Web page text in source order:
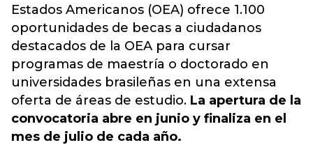
Estados Americanos (OEA) ofrece 1.100
oportunidades de becas a ciudadanos
destacados de la OEA para cursar
programas de maestría o doctorado en
universidades brasileñas en una extensa
oferta de áreas de estudio. La apertura de la
convocatoria abre en junio y finaliza en el
mes de julio de cada año.